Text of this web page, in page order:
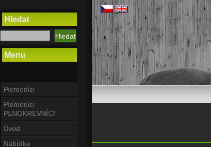
Hledat
Menu
Plemeníci
Plemeníci
PLNOKREVNÍCI
Úvod
Nabídka